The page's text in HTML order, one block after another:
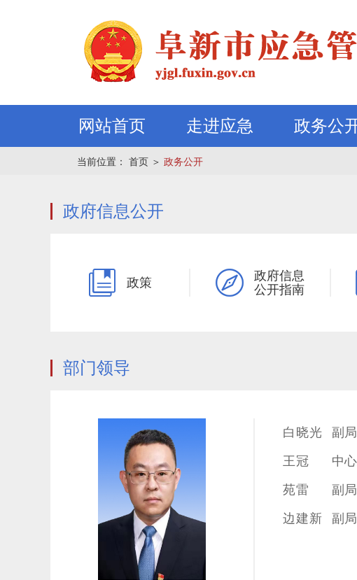
网站首页 走进应急 政务公
当前位置： 首页 ＞ 政务公开
政府信息公开
政策
政府信息
公开指南
部门领导
白晓光 副
王冠 中
苑雷 副
边建新 副